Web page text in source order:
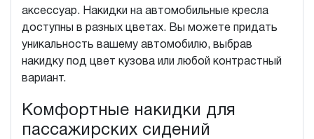
аксессуар. Накидки на автомобильные кресла
доступны в разных цветах. Вы можете придать
уникальность вашему автомобилю, выбрав
накидку под цвет кузова или любой контрастный
вариант.
Комфортные накидки для
пассажирских сидений